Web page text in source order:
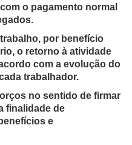
FREQUENTES)
TIC
o pagamento normal
por benefício
o retorno à atividade
com a evolução do
trabalhador.
no sentido de firmar
finalidade de
e